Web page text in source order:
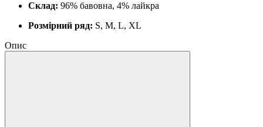
Склад: 96% бавовна, 4% лайкра
Розмірний ряд: S, M, L, XL
Опис